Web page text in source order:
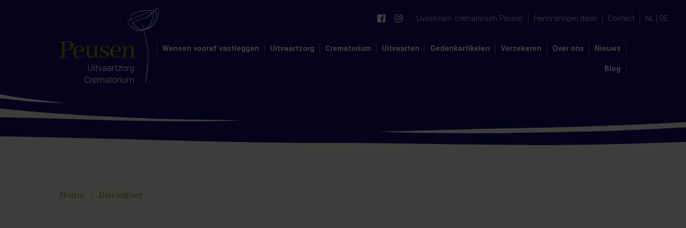
Livestream crematorium Peusen Herinneringen delen Contact NL DE
Wensen vooraf vastleggen Uitvaartzorg Crematorium Uitvaarten Gedenkartikelen Verzekeren Over ons
Nieuws
Blog
Disclaimer
Home Disclaimer